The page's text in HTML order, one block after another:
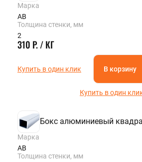
Марка
АВ
Толщина стенки, мм
2
310 Р. / КГ
Купить в один клик В корзину
Купить в один
Бокс алюминиевый
Марка
АВ
Толщина стенки, мм